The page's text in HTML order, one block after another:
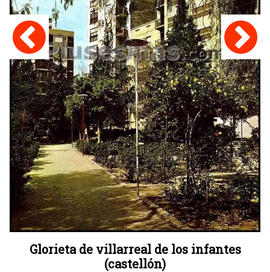
Glorieta de villarreal de los infantes
(castellón)